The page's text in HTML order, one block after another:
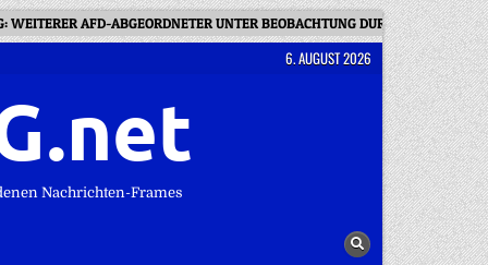
WEITERER AFD-ABGEORDNETER UNTER BEOBACHTUNG DURCH
6. AUGUST 2026
Nachrichten-Frames